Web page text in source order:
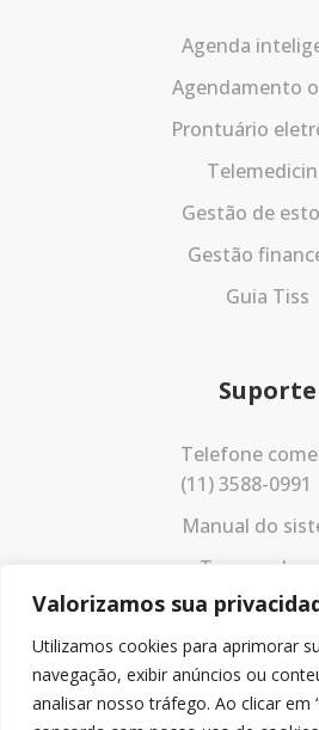
Valorizamos sua
Utilizamos cookies para aprimorar
navegação, exibir anúncios ou
analisar nosso tráfego. Ao clicar em
Agenda
Agendamento
Prontuário
Gestão de
Gestão
Guia Tiss
Suporte
Telefone
(11) 3588-0991
Manual do
Termos de
Política de